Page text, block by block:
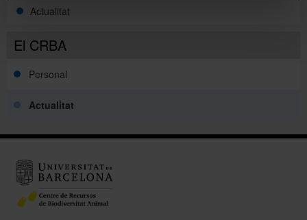
El CRBA
Personal
Actualitat
Actualitat